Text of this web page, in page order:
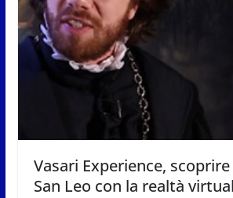
Vasari Experience, scoprire
San Leo con la realtà